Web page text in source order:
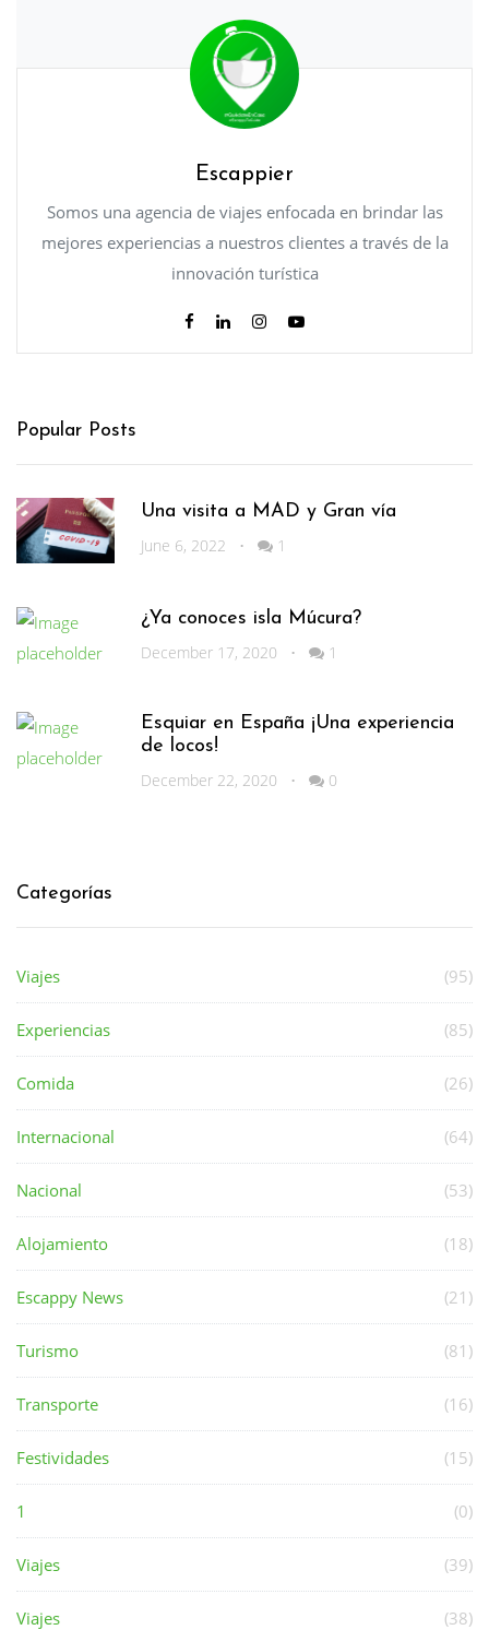
Escappier
Somos una agencia de viajes enfocada en brindar las
mejores experiencias a nuestros clientes a través de la
innovación turística
Popular Posts
Una visita a MAD y Gran vía
June 6, 2022
• 1
¿Ya conoces isla Múcura?
December 17, 2020
• 1
Esquiar en España ¡Una experiencia
de locos!
December 22, 2020
• 0
Categorías
Viajes (95)
Experiencias (85)
Comida (26)
Internacional (64)
Nacional (53)
Alojamiento (18)
Escappy News (21)
Turismo (81)
Transporte (16)
Festividades (15)
1 (0)
Viajes (39)
Viajes (38)